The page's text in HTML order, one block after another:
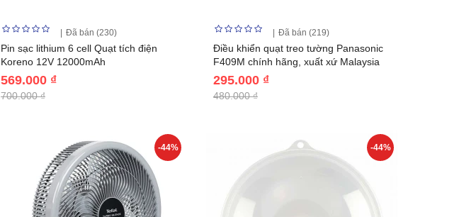
Đã bán (230)
Pin sạc lithium 6 cell Quạt tích điện
Koreno 12V 12000mAh
569.000 ₫
700.000 ₫
Đã bán (219)
Điều khiển quạt treo tường Panasonic
F409M chính hãng, xuất xứ Malaysia
295.000 ₫
480.000 ₫
-44% -44%